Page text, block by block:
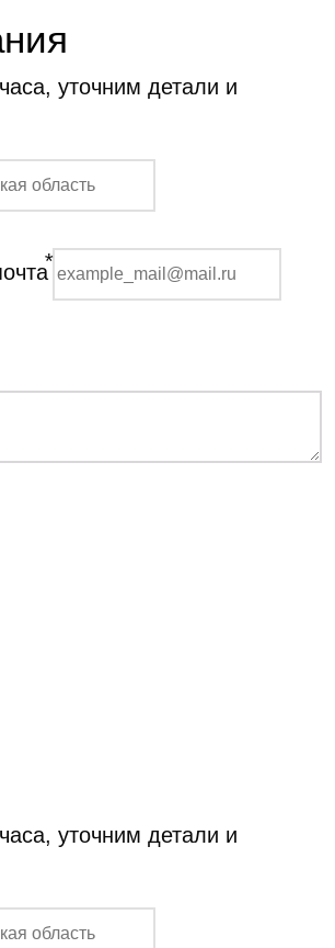
уточним детали и
*
уточним детали и